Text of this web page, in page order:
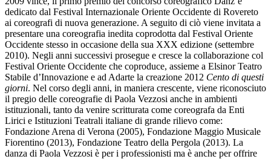
dedicato dal Festival Internazionale Oriente Occidente di Rovereto
ai coreografi di nuova generazione. A seguito di ciò viene invitata a
presentare una coreografia inedita coprodotta dal Festival Oriente
Occidente stesso in occasione della sua XXX edizione (settembre
2010). Negli anni successivi prosegue e cresce la collaborazione col
Festival Oriente Occidente che coproduce, assieme a Elsinor Teatro
Stabile d’Innovazione e ad Adarte la creazione 2012 Cento di questi
giorni. Nel corso degli anni, in maniera crescente, viene riconosciuto
il pregio delle coreografie di Paola Vezzosi anche in ambienti
istituzionali, tanto da venire scritturata come coreografa da Enti
Lirici e Istituzioni Teatrali italiane di grande rilievo come:
Fondazione Arena di Verona (2005), Fondazione Maggio Musicale
Fiorentino (2013), Fondazione Teatro della Pergola (2013). La
danza di Paola Vezzosi è per i professionisti ma è anche per offrire